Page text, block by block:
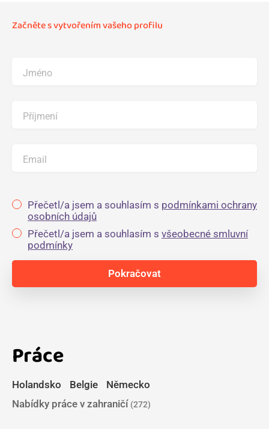
Začněte s vytvořením vašeho profilu
Jméno
Příjmení
Email
Přečetl/a jsem a souhlasím s podmínkami ochrany
osobních údajů
Přečetl/a jsem a souhlasím s všeobecné smluvní
podmínky
Práce
Holandsko Belgie
Německo
Nabídky práce v zahraničí (272)